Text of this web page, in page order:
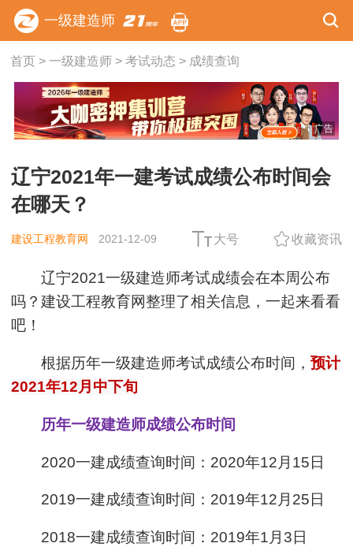
一级建造师
首页> 一级建造师> 考试动态 > 成绩查询
广告
辽宁2021年一建考试成绩公布时间会
在哪天？
建设工程教育网 2021-12-09 大号 收藏资讯
辽宁2021一级建造师考试成绩会在本周公布
吗？建设工程教育网整理了相关信息，一起来看看
吧！
根据历年一级建造师考试成绩公布时间， 预计
2021年12月中下旬
历年一级建造师成绩公布时间
2020一建成绩查询时间：2020年12月15日
2019一建成绩查询时间：2019年12月25日
2018一建成绩查询时间：2019年1月3日